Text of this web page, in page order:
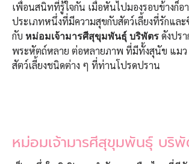
เพื่อนสนิทที่รู้ใจกัน เมื่อหันไปมองรอบข้างก็อ
ประเภทหนึ่งที่มีความสุขกับสัตว์เลี้ยงที่รักและ
กับ หม่อมเจ้ามารศีสุขุมพันธุ์ บริพัตร ดังปร
พระหัตถ์หลาย ต่อหลายภาพ ที่มีทั้งสุนัข แมว
สัตว์เลี้ยงชนิดต่าง ๆ ที่ท่านโปรดปราน
หม่อมเจ้ามารศีสุขุมพันธุ์ บริ